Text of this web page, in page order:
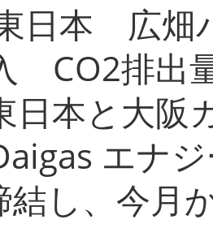
日本 広畑
CO2排出
本と大阪
エナ
結し、今月